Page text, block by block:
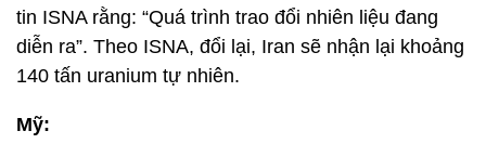
tin ISNA rằng: “Quá trình trao đổi nhiên liệu đang
diễn ra”. Theo ISNA, đổi lại, Iran sẽ nhận lại khoảng
140 tấn uranium tự nhiên.
Mỹ: